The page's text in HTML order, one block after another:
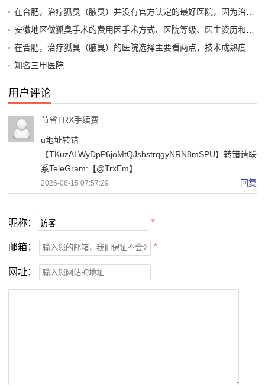
在合肥，治疗狐臭（腋臭）并没有官方认定的最好医院，因为治疗效果很大程度上取决于手术医生的精细度、所采用的术式以及个人的腋臭严重程度
安徽地区做狐臭手术的费用因手术方式、医院等级、医生资历和患者具体情况差异较大，通常在2000元到10000元之间。以下是具体的费用参考和影响因素
在合肥，治疗狐臭（腋臭）的医院选择主要看两点，技术成熟度（如微创手术、清新微波等）和专科设置（是否有专门的腋臭或皮肤外科）
知名三甲医院
用户评论
节省TRX手续费
u地址转错
【TKuzALWyDpP6joMtQJsbstrqgyNRN8mSPU】转错请联
系TeleGram:【@TrxEm】
2026-06-15 07:57:29 回复
昵称： *
邮箱： *
网址：